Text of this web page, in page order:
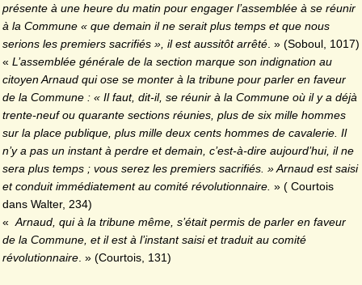
présente à une heure du matin pour engager l’assemblée à se réunir
à la Commune « que demain il ne serait plus temps et que nous
serions les premiers sacrifiés », il est aussitôt arrêté . » (Soboul, 1017)
« L’assemblée générale de la section marque son indignation au
citoyen Arnaud qui ose se monter à la tribune pour parler en faveur
de la Commune : « Il faut, dit-il, se réunir à la Commune où il y a déjà
trente-neuf ou quarante sections réunies, plus de six mille hommes
sur la place publique, plus mille deux cents hommes de cavalerie. Il
n’y a pas un instant à perdre et demain, c’est-à-dire aujourd’hui, il ne
sera plus temps ; vous serez les premiers sacrifiés. » Arnaud est saisi
et conduit immédiatement au comité révolutionnaire. » ( Courtois
dans Walter, 234)
« Arnaud, qui à la tribune même, s’était permis de parler en faveur
de la Commune, et il est à l’instant saisi et traduit au comité
révolutionnaire . » (Courtois, 131)